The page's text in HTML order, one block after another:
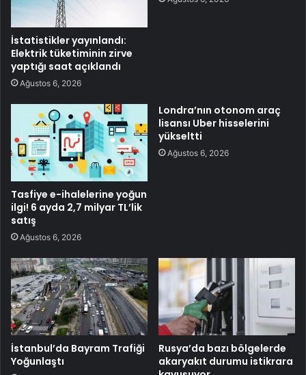
İstatistikler yayınlandı:
Elektrik tüketiminin zirve
yaptığı saat açıklandı
Ağustos 6, 2026
Tasfiye e-ihalelerine yoğun
ilgi! 6 ayda 2,7 milyar TL’lik
satış
Ağustos 6, 2026
Londra’nın otonom araç
lisansı Uber hisselerini
yükseltti
Ağustos 6, 2026
İstanbul’da Bayram Trafiği
Yoğunlaştı
Rusya’da bazı bölgelerde
akaryakıt durumu istikrara